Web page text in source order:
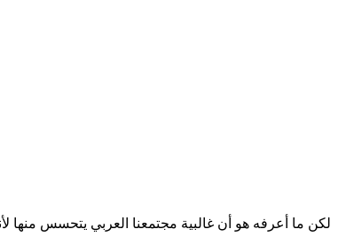
لكن ما أعرفه هو أن غالبية مجتمعنا العربي يتحسس